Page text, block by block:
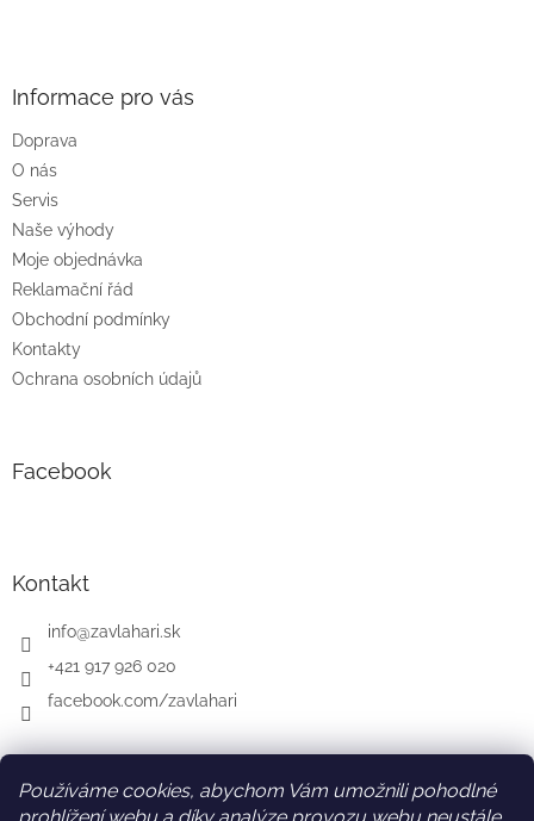
Používáme cookies, abychom Vám umožnili pohodlné
Informace pro vás
Doprava
O nás
Servis
Naše výhody
Moje objednávka
Reklamační řád
Obchodní podmínky
Kontakty
Ochrana osobních údajů
Facebook
Kontakt
info@zavlahari.sk
+421 917 926 020
facebook.com/zavlahari
SK AT DE